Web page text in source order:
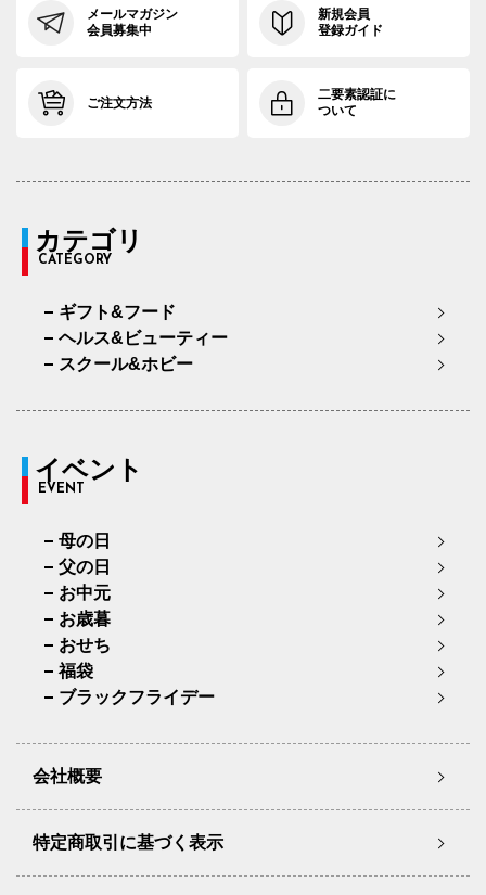
メールマガジン
会員募集中
新規会員
登録ガイド
ご注文方法
二要素認証に
ついて
カテゴリ
CATEGORY
ギフト&フード
ヘルス&ビューティー
スクール&ホビー
イベント
EVENT
母の日
父の日
お中元
お歳暮
おせち
福袋
ブラックフライデー
会社概要
特定商取引に基づく表示